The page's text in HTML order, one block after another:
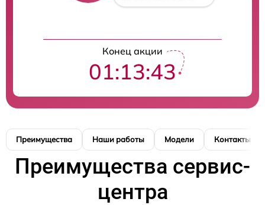
Конец акции
01:13:42
Преимущества Наши работы Модели Контакты
Преимущества сервис-
центра